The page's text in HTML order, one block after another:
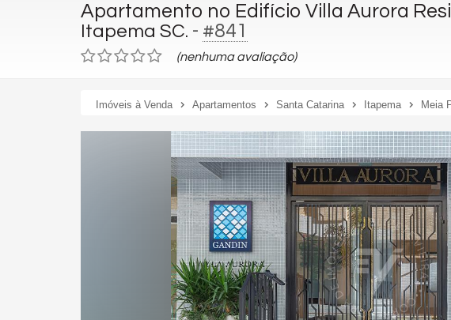
Apartamento no Edifício Villa Aurora
Itapema SC. - #841
(nenhuma avaliação)
Imóveis à Venda Apartamentos Santa Catarina Itapema Meia